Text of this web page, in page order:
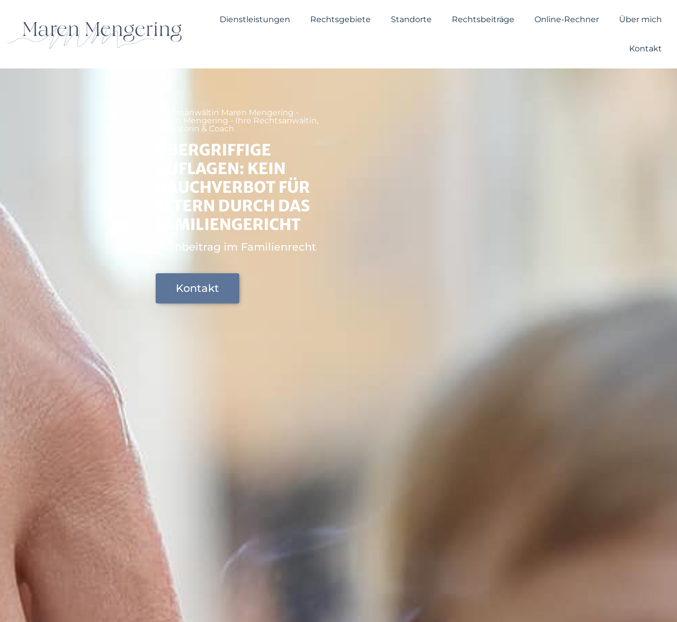
Dienstleistungen Rechtsgebiete Standorte Rechtsbeiträge Online-Rechner Über mich
Kontakt
Rechtsanwältin Maren Mengering -
Maren Mengering - Ihre Rechtsanwältin,
Mediatorin & Coach
ÜBERGRIFFIGE
AUFLAGEN: KEIN
RAUCHVERBOT FÜR
ELTERN DURCH DAS
FAMILIENGERICHT
Fachbeitrag im Familienrecht
Kontakt